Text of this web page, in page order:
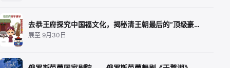
去恭王府探究中国福文化，揭秘清王朝最后的“顶级豪…
展至 9月30日